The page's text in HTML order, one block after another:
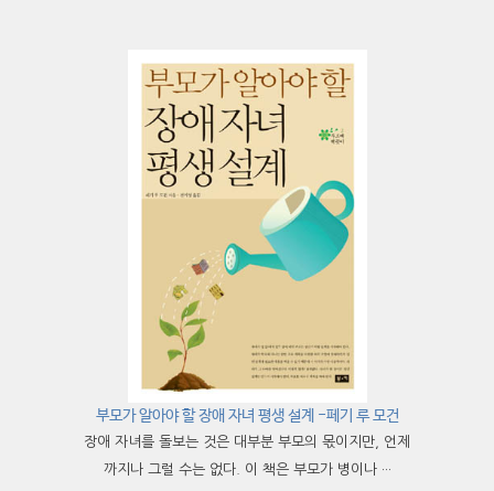
부모가 알아야 할 장애 자녀 평생 설계 -페기 루 모건
장애 자녀를 돌보는 것은 대부분 부모의 몫이지만, 언제
까지나 그럴 수는 없다. 이 책은 부모가 병이나 ···